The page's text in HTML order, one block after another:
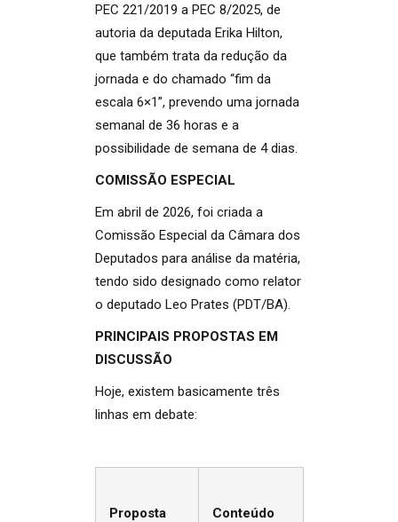
PEC 221/2019 a PEC 8/2025, de
autoria da deputada Erika Hilton,
que também trata da redução da
jornada e do chamado “fim da
escala 6×1”, prevendo uma jornada
semanal de 36 horas e a
possibilidade de semana de 4 dias.
COMISSÃO ESPECIAL
Em abril de 2026, foi criada a
Comissão Especial da Câmara dos
Deputados para análise da matéria,
tendo sido designado como relator
o deputado Leo Prates (PDT/BA).
PRINCIPAIS PROPOSTAS EM
DISCUSSÃO
Hoje, existem basicamente três
linhas em debate:
Proposta Conteúdo